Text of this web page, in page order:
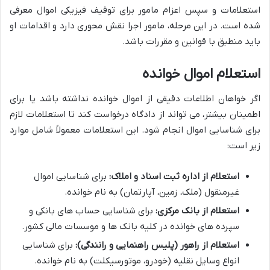
استعلامات و سپس اعزام مامور برای توقیف فیزیکی اموال معرفی
شده است. در این مرحله، مامور اجرا نقش محوری دارد و اقدامات او
باید منطبق با قوانین و مقررات باشد.
استعلام اموال خوانده
اگر خواهان اطلاعات دقیقی از اموال خوانده نداشته باشد یا برای
اطمینان بیشتر، می تواند از دادگاه درخواست کند تا استعلامات لازم
برای شناسایی اموال انجام شود. این استعلامات معمولاً شامل موارد
زیر است:
استعلام از اداره ثبت اسناد و املاک: برای شناسایی اموال
غیرمنقول (ملک، زمین، آپارتمان) به نام خوانده.
استعلام از بانک مرکزی: برای شناسایی حساب های بانکی و
سپرده های خوانده در کلیه بانک ها و موسسات مالی کشور.
استعلام از راهور (پلیس راهنمایی و رانندگی): برای شناسایی
انواع وسایل نقلیه (خودرو، موتورسیکلت) به نام خوانده.